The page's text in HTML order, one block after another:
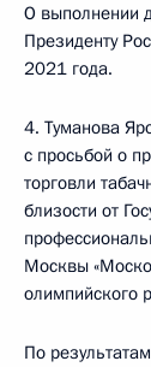
О выполнении
Президенту
2021 года.
4. Туманова
с просьбой о
торговли
близости от
Москвы
олимпийского
По